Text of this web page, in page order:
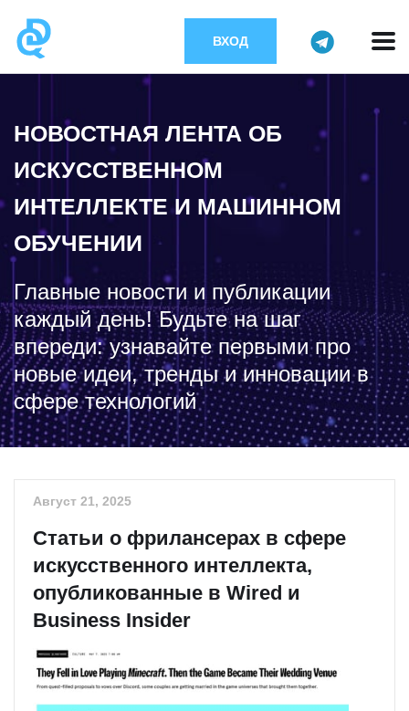
ВХОД
НОВОСТНАЯ ЛЕНТА ОБ
ИСКУССТВЕННОМ
ИНТЕЛЛЕКТЕ И МАШИННОМ
ОБУЧЕНИИ
Главные новости и публикации
каждый день! Будьте на шаг
впереди: узнавайте первыми про
новые идеи, тренды и инновации в
сфере технологий
Август 21, 2025
Статьи о фрилансерах в сфере
искусственного интеллекта,
опубликованные в Wired и
Business Insider